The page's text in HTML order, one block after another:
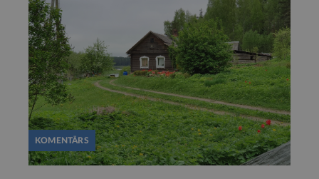
KOMENTĀRS